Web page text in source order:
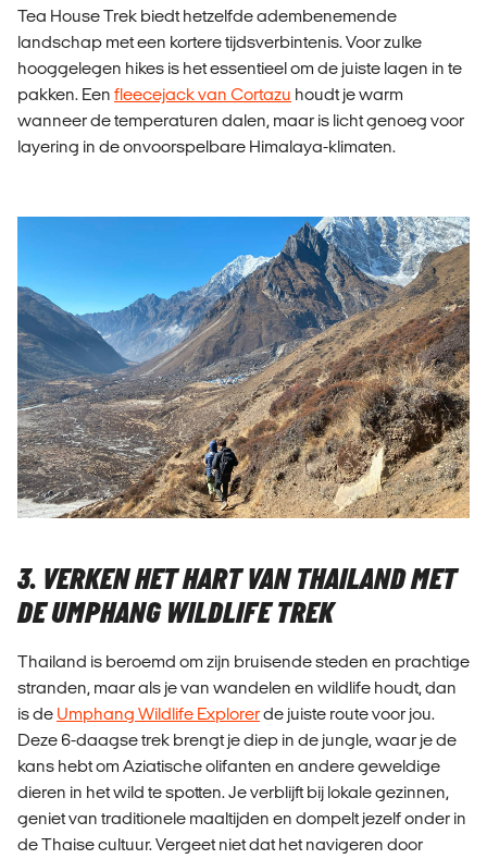
Tea House Trek biedt hetzelfde adembenemende
landschap met een kortere tijdsverbintenis. Voor zulke
hooggelegen hikes is het essentieel om de juiste lagen in te
pakken. Een fleecejack van Cortazu houdt je warm
wanneer de temperaturen dalen, maar is licht genoeg voor
layering in de onvoorspelbare Himalaya-klimaten.
3. VERKEN HET HART VAN THAILAND MET
DE UMPHANG WILDLIFE TREK
Thailand is beroemd om zijn bruisende steden en prachtige
stranden, maar als je van wandelen en wildlife houdt, dan
is de Umphang Wildlife Explorerde juiste route voor jou.
Deze 6-daagse trek brengt je diep in de jungle, waar je de
kans hebt om Aziatische olifanten en andere geweldige
dieren in het wild te spotten. Je verblijft bij lokale gezinnen,
geniet van traditionele maaltijden en dompelt jezelf onder in
de Thaise cultuur. Vergeet niet dat het navigeren door